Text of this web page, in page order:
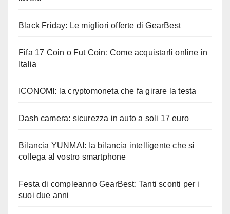
Black Friday: Le migliori offerte di GearBest
Fifa 17 Coin o Fut Coin: Come acquistarli online in
Italia
ICONOMI: la cryptomoneta che fa girare la testa
Dash camera: sicurezza in auto a soli 17 euro
Bilancia YUNMAI: la bilancia intelligente che si
collega al vostro smartphone
Festa di compleanno GearBest: Tanti sconti per i
suoi due anni